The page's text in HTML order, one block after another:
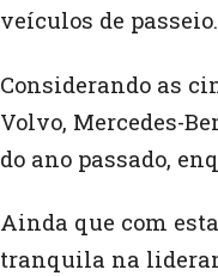
veículos de passeio.
Considerando as
Volvo, Mercedes-
do ano passado,
Ainda que com
tranquila na